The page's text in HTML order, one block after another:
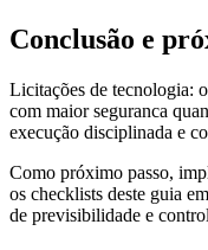
Conclusão e
Licitações de tecnologia:
com maior seguranca
execução disciplinada e
Como próximo passo,
os checklists deste guia
de previsibilidade e